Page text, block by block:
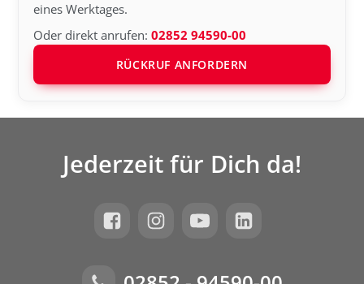
eines Werktages.
Oder direkt anrufen:02852 94590-00
RÜCKRUF ANFORDERN
Jederzeit für Dich da!